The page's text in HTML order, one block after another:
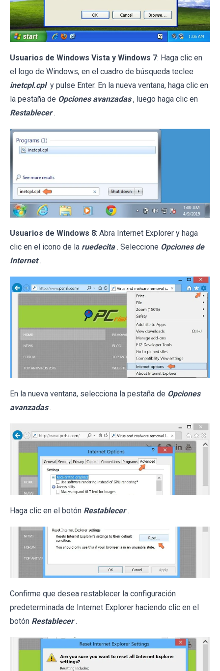
Usuarios de Windows Vista y Windows 7: Haga clic en
el logo de Windows, en el cuadro de búsqueda teclee
inetcpl.cpl y pulse Enter. En la nueva ventana, haga clic en
la pestaña de Opciones avanzadas , luego haga clic en
Restablecer .
Usuarios de Windows 8: Abra Internet Explorer y haga
clic en el icono de la ruedecita . Seleccione Opciones de
Internet .
En la nueva ventana, selecciona la pestaña de Opciones
avanzadas .
Haga clic en el botón Restablecer .
Confirme que desea restablecer la configuración
predeterminada de Internet Explorer haciendo clic en el
botón Restablecer .